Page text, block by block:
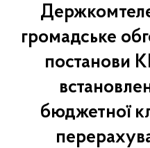
громадське
постанови
бюджетної